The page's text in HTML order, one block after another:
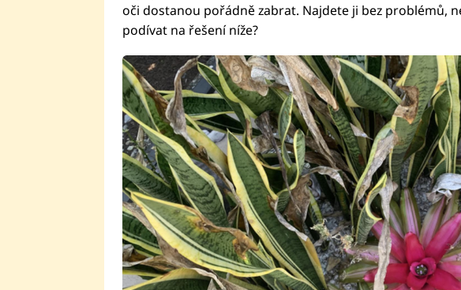
oči dostanou pořádně zabrat. Najdete ji bez problémů,
podívat na řešení níže?